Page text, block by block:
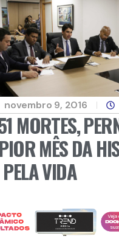
novembro 9, 2016
MORTES,
MÊS DA
VIDA